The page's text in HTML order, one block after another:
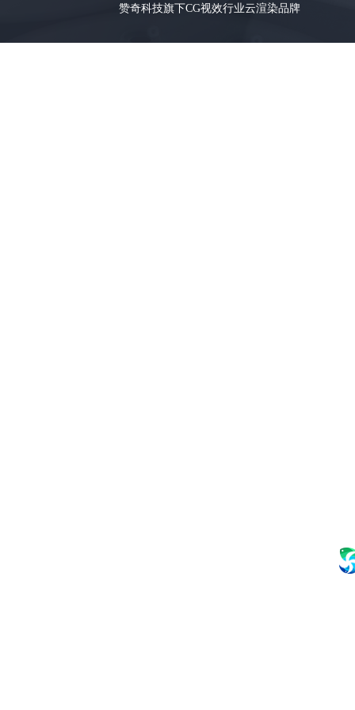
赞奇科技旗下CG视效行业云渲染品牌